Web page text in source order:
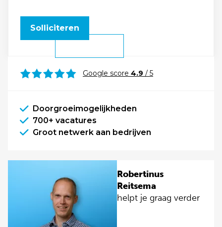
Solliciteren
Google score 4.9 / 5
Doorgroeimogelijkheden
700+ vacatures
Groot netwerk aan bedrijven
Robertinus
Reitsema
helpt je graag verder